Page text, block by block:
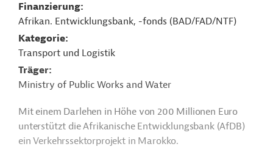
Finanzierung
Afrikan. Entwicklungsbank, -fonds (BAD/FAD/NTF)
Kategorie
Transport und Logistik
Träger
Ministry of Public Works and Water
Mit einem Darlehen in Höhe von 200 Millionen Euro
unterstützt die Afrikanische Entwicklungsbank (AfDB)
ein Verkehrssektorprojekt in Marokko.